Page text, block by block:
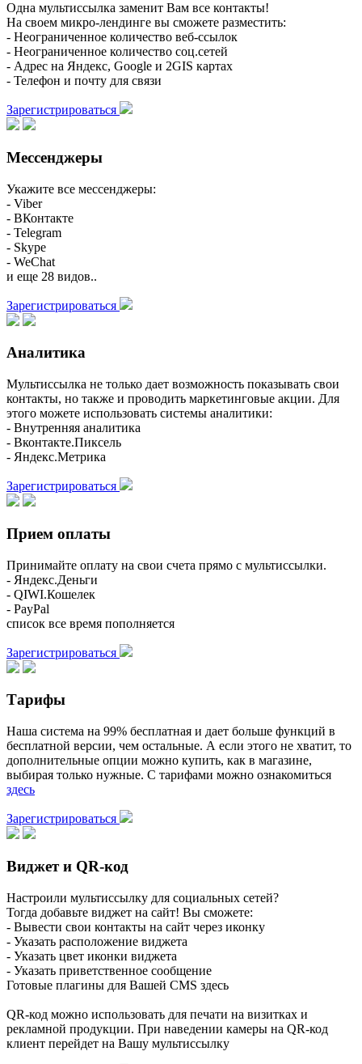
Одна мультиссылка заменит Вам все контакты!
На своем микро-лендинге вы сможете разместить:
- Неограниченное количество веб-ссылок
- Неограниченное количество соц.сетей
- Адрес на Яндекс, Google и 2GIS картах
- Телефон и почту для связи
Зарегистрироваться
Мессенджеры
Укажите все мессенджеры:
- Viber
- ВКонтакте
- Telegram
- Skype
- WeChat
и еще 28 видов..
Зарегистрироваться
Аналитика
Мультиссылка не только дает возможность показывать свои
контакты, но также и проводить маркетинговые акции. Для
этого можете использовать системы аналитики:
- Внутренняя аналитика
- Вконтакте.Пиксель
- Яндекс.Метрика
Зарегистрироваться
Прием оплаты
Принимайте оплату на свои счета прямо с мультиссылки.
- Яндекс.Деньги
- QIWI.Кошелек
- PayPal
список все время пополняется
Зарегистрироваться
Тарифы
Наша система на 99% бесплатная и дает больше функций в
бесплатной версии, чем остальные. А если этого не хватит, то
дополнительные опции можно купить, как в магазине,
выбирая только нужные. С тарифами можно ознакомиться
здесь
Зарегистрироваться
Виджет и QR-код
Настроили мультиссылку для социальных сетей?
Тогда добавьте виджет на сайт! Вы сможете:
- Вывести свои контакты на сайт через иконку
- Указать расположение виджета
- Указать цвет иконки виджета
- Указать приветственное сообщение
Готовые плагины для Вашей CMS здесь
QR-код можно использовать для печати на визитках и
рекламной продукции. При наведении камеры на QR-код
клиент перейдет на Вашу мультиссылку